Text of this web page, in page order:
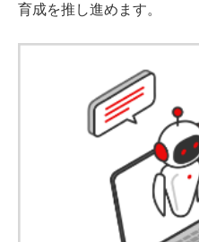
育成を推し進めます。